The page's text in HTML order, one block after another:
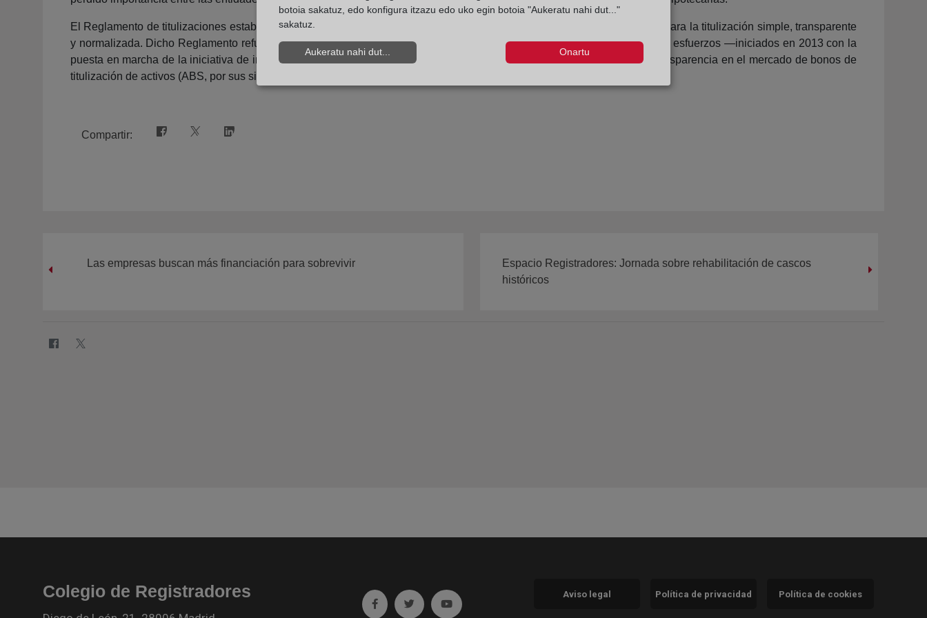
El Reglamento de titulizaciones establece las normas aplicables a todas las operaciones de titulización y crea un marco para la titulización simple, transparente
y normalizada. Dicho Reglamento refuerza la armonización y la transparencia del mercado de titulizaciones, así como los esfuerzos —iniciados en 2013 con la
puesta en marcha de la iniciativa de información individualizada sobre préstamos— por promover un mayor grado de transparencia en el mercado de bonos de
titulización de activos (ABS, por sus siglas en inglés).
Compartir:
Las empresas buscan más financiación para sobrevivir
Espacio Registradores: Jornada sobre rehabilitación de cascos
históricos
Colegio de Registradores
Ir a facebook (abre en ventana nueva)
Ir a twitter (abre en ventana nueva)
Ir a YouTube (abre en ventana nueva)
Aviso legal Política de privacidad Política de cookies
botoia sakatuz, edo konfigura itzazu edo uko egin botoia "Aukeratu nahi dut..."
sakatuz.
Aukeratu nahi dut... Onartu